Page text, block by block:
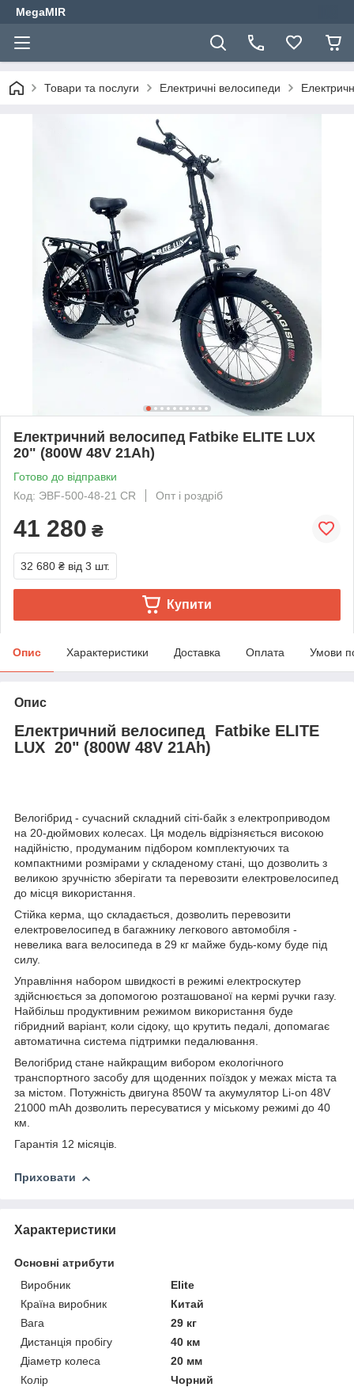
MegaMIR
Товари та послуги Електричні велосипеди
Електричний велосипед Fatbike ELITE LUX
20" (800W 48V 21Ah)
Готово до відправки
Код: ЭВF-500-48-21 CR
Опт і роздріб
41 280 ₴
32 680 ₴ від 3 шт.
Купити
Опис Характеристики Доставка Оплата Умови
Опис
Електричний велосипед Fatbike ELITE
LUX 20" (800W 48V 21Ah)
Велогібрид - сучасний складний сіті-байк з електроприводом
на 20-дюймових колесах. Ця модель відрізняється високою
надійністю, продуманим підбором комплектуючих та
компактними розмірами у складеному стані, що дозволить з
великою зручністю зберігати та перевозити електровелосипед
до місця використання.
Стійка керма, що складається, дозволить перевозити
електровелосипед в багажнику легкового автомобіля -
невелика вага велосипеда в 29 кг майже будь-кому буде під
силу.
Управління набором швидкості в режимі електроскутер
здійснюється за допомогою розташованої на кермі ручки газу.
Найбільш продуктивним режимом використання буде
гібридний варіант, коли сідоку, що крутить педалі, допомагає
автоматична система підтримки педалювання.
Велогібрид стане найкращим вибором екологічного
транспортного засобу для щоденних поїздок у межах міста та
за містом. Потужність двигуна 850W та акумулятор Li-on 48V
21000 mAh дозволить пересуватися у міському режимі до 40
км.
Гарантія 12 місяців.
Приховати
Характеристики
Основні атрибути
Виробник
Elite
Країна виробник
Китай
Вага
29 кг
Дистанція пробігу
40 км
Діаметр колеса
20 мм
Колір
Чорний